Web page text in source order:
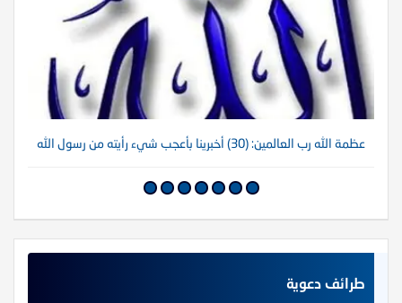
عظمة الله رب العالمين: (30) أخبرينا بأعجب شيء رأيته من رسول الله
طرائف دعوية